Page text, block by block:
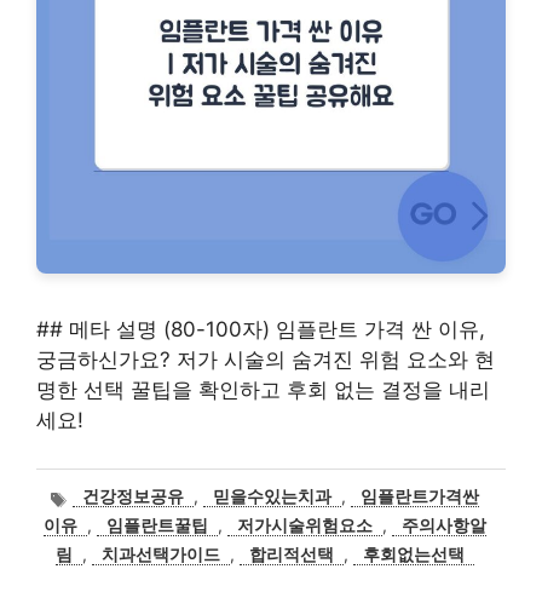
## 메타 설명 (80-100자) 임플란트 가격 싼 이유,
궁금하신가요? 저가 시술의 숨겨진 위험 요소와 현
명한 선택 꿀팁을 확인하고 후회 없는 결정을 내리
세요!
태
그
건강정보공유 , 믿을수있는치과 ,
임플란트가격싼
이유 , 임플란트꿀팁 , 저가시술위험요소 ,
주의사항알
림
, 치과선택가이드 , 합리적선택 , 후회없는선택